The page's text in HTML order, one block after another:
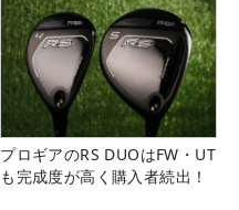
プロギアのRS DUOはFW・UT
も完成度が高く購入者続出！